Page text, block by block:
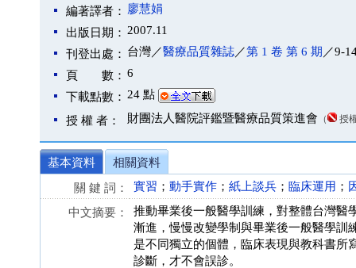
編著譯者：
廖慧娟
出版日期： 2007.11
刊登出處： 台灣／醫療品質雜誌／第 1 卷 第 6 期 ／9-
頁 數： 6
下載點數： 24 點
授 權 者： 財團法人醫院評鑑暨醫療品質策進會 （ 授
基本資料
相關資料
關 鍵 詞：
實習 ； 動手實作 ； 紙上談兵 ； 臨床運用 ；
中文摘要：
推動畢業後一般醫學訓練，對整體台灣醫
漸進，慢慢改變學制與畢業後一般醫學訓
是不同獨立的個體，臨床表現與教科書所
診斷，才不會誤診。